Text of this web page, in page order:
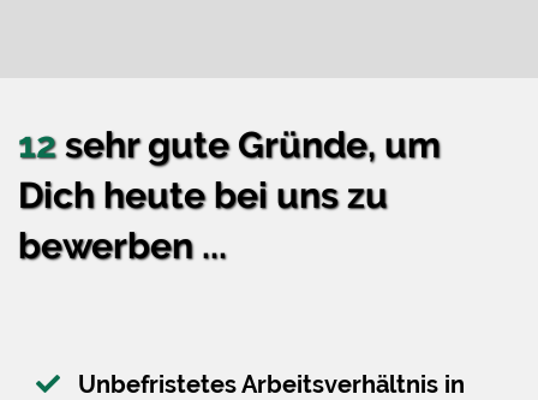
12sehr gute Gründe, um
Dich heute bei uns zu
bewerben ...
Unbefristetes Arbeitsverhältnis in